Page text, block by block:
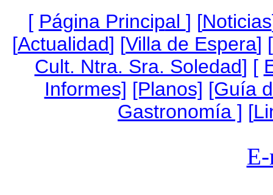
[ Página Principal ] [Noticias
[Actualidad] [Villa de Espera] [
Cult. Ntra. Sra. Soledad] [
Informes] [Planos] [Guía
Gastronomía ] [